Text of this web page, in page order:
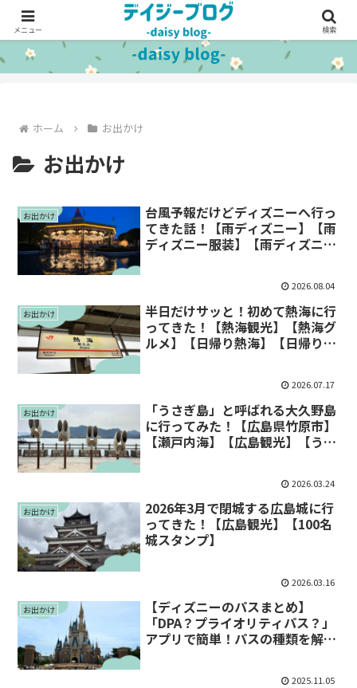
ホーム お出かけ
お出かけ
お出かけ
台風予報だけどディズニーへ行っ
てきた話！【雨ディズニー】【雨
ディズニー服装】【雨ディズニー
2026.08.04
お出かけ
半日だけサッと！初めて熱海に行
ってきた！【熱海観光】【熱海グ
ルメ】【日帰り熱海】【日帰り旅
2026.07.17
お出かけ
「うさぎ島」と呼ばれる大久野島
に行ってみた！【広島県竹原市】
【瀬戸内海】【広島観光】【うさ
2026.03.24
お出かけ
2026年3月で閉城する広島城に行
ってきた！【広島観光】【100名
城スタンプ】
2026.03.16
お出かけ
【ディズニーのパスまとめ】
「DPA？プライオリティパス？」
アプリで簡単！パスの種類を解説
2025.11.05
メニュー 検索